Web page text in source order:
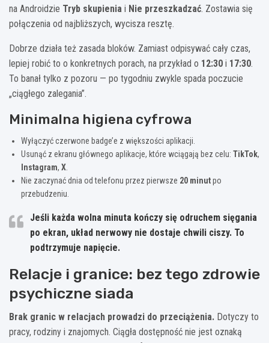
na Androidzie Tryb skupienia i Nie przeszkadzać. Zostawia się
połączenia od najbliższych, wycisza resztę.
Dobrze działa też zasada bloków. Zamiast odpisywać cały czas,
lepiej robić to o konkretnych porach, na przykład o 12:30 i 17:30.
To banał tylko z pozoru — po tygodniu zwykle spada poczucie
„ciągłego zalegania”.
Minimalna higiena cyfrowa
Wyłączyć czerwone badge’e z większości aplikacji.
Usunąć z ekranu głównego aplikacje, które wciągają bez celu: TikTok,
Instagram, X
Nie zaczynać dnia od telefonu przez pierwsze 20 minutpo
przebudzeniu.
Jeśli każda wolna minuta kończy się odruchem sięgania
po ekran, układ nerwowy nie dostaje chwili ciszy. To
podtrzymuje napięcie.
Relacje i granice: bez tego zdrowie
psychiczne siada
Brak granic w relacjach prowadzi do przeciążenia. Dotyczy to
pracy, rodziny i znajomych. Ciągła dostępność nie jest oznaką